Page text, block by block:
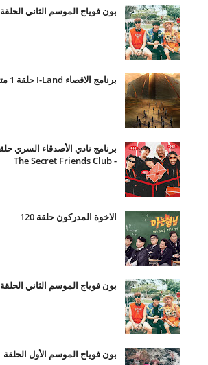
بون فوياج الموسم الثاني الحلقة 2 مترجمة للعربية
برنامج الاقصاء I-Land حلقة 1 مترجمة للعربية
- The Secret Friends Club
الاخوة المدركون حلقة 120
بون فوياج الموسم الثاني الحلقة 1 مترجمة للعربية
بون فوياج الموسم الأول الحلقة 1 مترجم للعربية